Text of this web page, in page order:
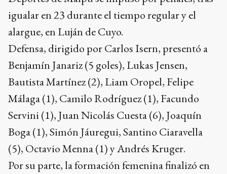
igualar en 23 durante el tiempo regular y el
alargue, en Luján de Cuyo.
Defensa, dirigido por Carlos Isern, presentó a
Benjamín Janariz (5 goles), Lukas Jensen,
Bautista Martínez (2), Liam Oropel, Felipe
Málaga (1), Camilo Rodríguez (1), Facundo
Servini (1), Juan Nicolás Cuesta (6), Joaquín
Boga (1), Simón Jáuregui, Santino Ciaravella
(5), Octavio Menna (1) y Andrés Kruger.
Por su parte, la formación femenina finalizó en